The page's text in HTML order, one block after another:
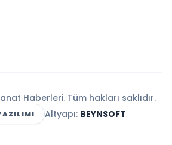
Haberleri. Tüm hakları saklıdır.
Altyapı: BEYNSOFT